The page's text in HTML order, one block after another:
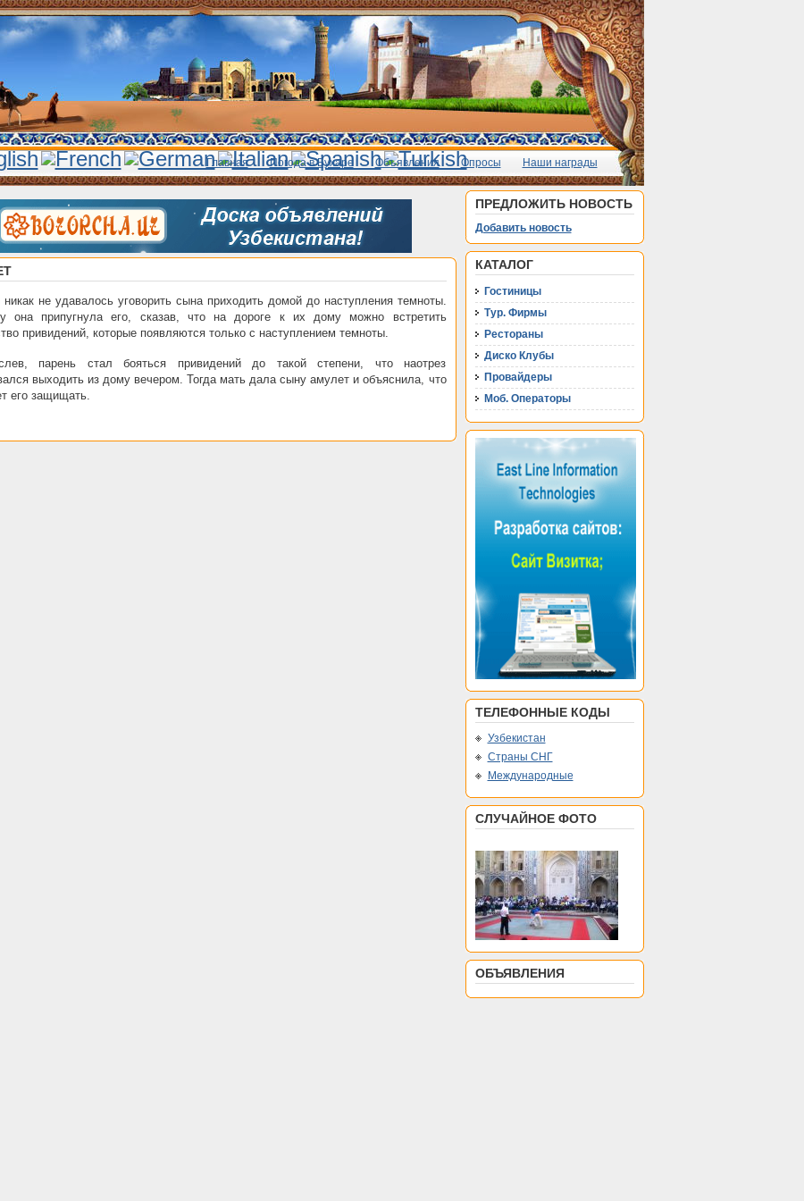
Главная Погода в Бухаре Объявления Опросы Наши награды
никак не удавалось уговорить сына приходить домой до наступления темноты.
она припугнула его, сказав, что на дороге к их дому можно встретить
привидений, которые появляются только с наступлением темноты.
парень стал бояться привидений до такой степени, что наотрез
выходить из дому вечером. Тогда мать дала сыну амулет и объяснила, что
его защищать.
ПРЕДЛОЖИТЬ НОВОСТЬ
Добавить новость
КАТАЛОГ
Гостиницы
Тур. Фирмы
Рестораны
Диско Клубы
Провайдеры
Моб. Операторы
ТЕЛЕФОННЫЕ КОДЫ
Узбекистан
Страны СНГ
Международные
СЛУЧАЙНОЕ ФОТО
ОБЪЯВЛЕНИЯ